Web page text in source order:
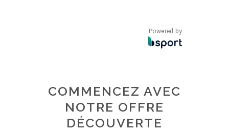
Powered by
COMMENCEZ AVEC
NOTRE OFFRE
DÉCOUVERTE